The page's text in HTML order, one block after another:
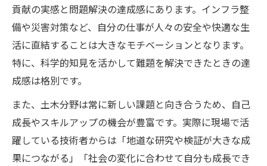
貢献の実感と問題解決の達成感にあります。インフラ整
備や災害対策など、自分の仕事が人々の安全や快適な生
活に直結することは大きなモチベーションとなります。
特に、科学的知見を活かして難題を解決できたときの達
成感は格別です。
また、土木分野は常に新しい課題と向き合うため、自己
成長やスキルアップの機会が豊富です。実際に現場で活
躍している技術者からは「地道な研究や検証が大きな成
果につながる」「社会の変化に合わせて自分も成長でき